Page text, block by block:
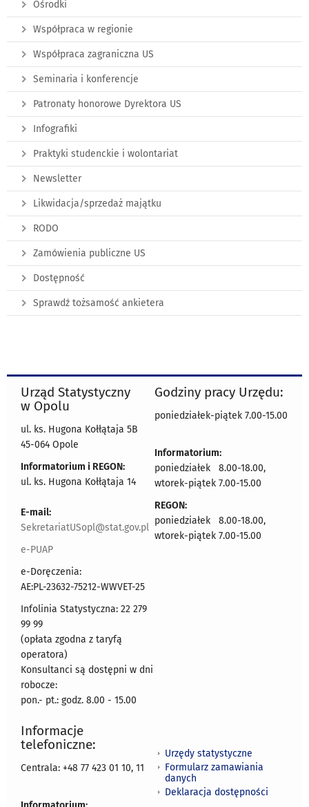
Ośrodki
Współpraca w regionie
Współpraca zagraniczna US
Seminaria i konferencje
Patronaty honorowe Dyrektora US
Infografiki
Praktyki studenckie i wolontariat
Newsletter
Likwidacja/sprzedaż majątku
RODO
Zamówienia publiczne US
Dostępność
Sprawdź tożsamość ankietera
Urząd Statystyczny
w Opolu
ul. ks. Hugona Kołłątaja 5B
45-064 Opole
Informatorium i REGON:
ul. ks. Hugona Kołłątaja 14
E-mail:
SekretariatUSopl@stat.gov.pl
e-PUAP
e-Doręczenia:
AE:PL-23632-75212-WWVET-25
Infolinia Statystyczna: 22 279
99 99
(opłata zgodna z taryfą
operatora)
Konsultanci są dostępni w dni
robocze:
pon.- pt.: godz. 8.00 - 15.00
Godziny pracy Urzędu:
poniedziałek-piątek 7.00-15.00
Informatorium:
poniedziałek 8.00-18.00,
wtorek-piątek 7.00-15.00
REGON:
poniedziałek 8.00-18.00,
wtorek-piątek 7.00-15.00
Informacje
telefoniczne:
Centrala: +48 77 423 01 10, 11
Urzędy statystyczne
Formularz zamawiania
danych
Deklaracja dostępności